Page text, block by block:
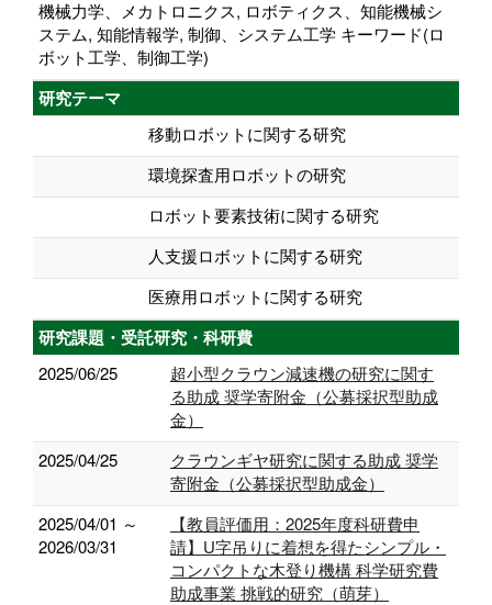
機械力学、メカトロニクス, ロボティクス、知能機械シ
ステム, 知能情報学, 制御、システム工学 キーワード(ロ
ボット工学、制御工学)
研究テーマ
移動ロボットに関する研究
環境探査用ロボットの研究
ロボット要素技術に関する研究
人支援ロボットに関する研究
医療用ロボットに関する研究
研究課題・受託研究・科研費
2025/06/25
超小型クラウン減速機の研究に関す
る助成 奨学寄附金（公募採択型助成
金）
2025/04/25
クラウンギヤ研究に関する助成 奨学
寄附金（公募採択型助成金）
2025/04/01 ～
2026/03/31
【教員評価用：2025年度科研費申
請】U字吊りに着想を得たシンプル・
コンパクトな木登り機構 科学研究費
助成事業 挑戦的研究（萌芽）